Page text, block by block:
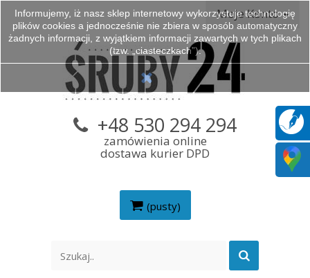
Moje Konto
(pusty)
+48 530 294 294
zamówienia online
dostawa kurier DPD
Informujemy, iż nasz sklep internetowy wykorzystuje technologię
plików cookies a jednocześnie nie zbiera w sposób automatyczny
żadnych informacji, z wyjątkiem informacji zawartych w tych plikach
(tzw. „ciasteczkach”).